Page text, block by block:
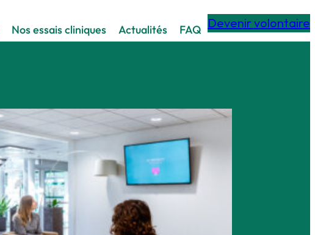
Nos essais cliniques Actualités FAQ Devenir volontaire